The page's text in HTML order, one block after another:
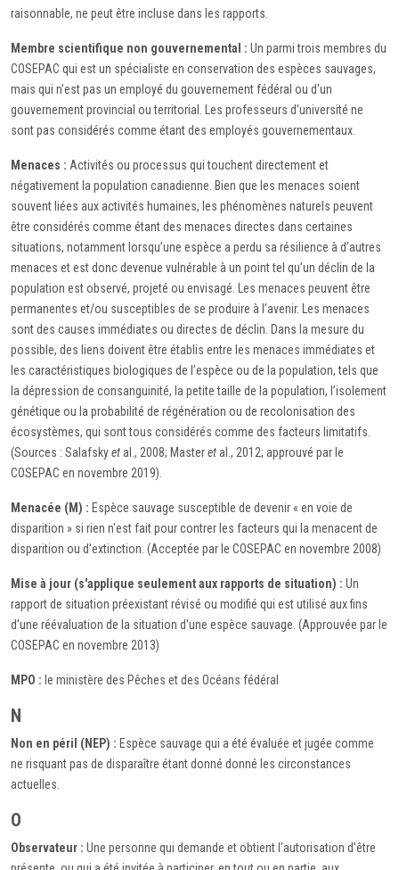
raisonnable, ne peut être incluse dans les rapports.
Membre scientifique non gouvernemental : Un parmi trois membres du
COSEPAC qui est un spécialiste en conservation des espèces sauvages,
mais qui n'est pas un employé du gouvernement fédéral ou d'un
gouvernement provincial ou territorial. Les professeurs d'université ne
sont pas considérés comme étant des employés gouvernementaux.
Menaces : Activités ou processus qui touchent directement et
négativement la population canadienne. Bien que les menaces soient
souvent liées aux activités humaines, les phénomènes naturels peuvent
être considérés comme étant des menaces directes dans certaines
situations, notamment lorsqu’une espèce a perdu sa résilience à d’autres
menaces et est donc devenue vulnérable à un point tel qu’un déclin de la
population est observé, projeté ou envisagé. Les menaces peuvent être
permanentes et/ou susceptibles de se produire à l’avenir. Les menaces
sont des causes immédiates ou directes de déclin. Dans la mesure du
possible, des liens doivent être établis entre les menaces immédiates et
les caractéristiques biologiques de l’espèce ou de la population, tels que
la dépression de consanguinité, la petite taille de la population, l’isolement
génétique ou la probabilité de régénération ou de recolonisation des
écosystèmes, qui sont tous considérés comme des facteurs limitatifs.
(Sources : Salafskyetal., 2008; Masteretal., 2012; approuvé par le
COSEPAC en novembre 2019).
Menacée (M) : Espèce sauvage susceptible de devenir « en voie de
disparition » si rien n'est fait pour contrer les facteurs qui la menacent de
disparition ou d'extinction. (Acceptée par le COSEPAC en novembre 2008)
Mise à jour (s'applique seulement aux rapports de situation) : Un
rapport de situation préexistant révisé ou modifié qui est utilisé aux fins
d'une réévaluation de la situation d'une espèce sauvage. (Approuvée par le
COSEPAC en novembre 2013)
MPO : le ministère des Pêches et des Océans fédéral
N
Non en péril (NEP) : Espèce sauvage qui a été évaluée et jugée comme
ne risquant pas de disparaître étant donné donné les circonstances
actuelles.
O
Observateur : Une personne qui demande et obtient l'autorisation d'être